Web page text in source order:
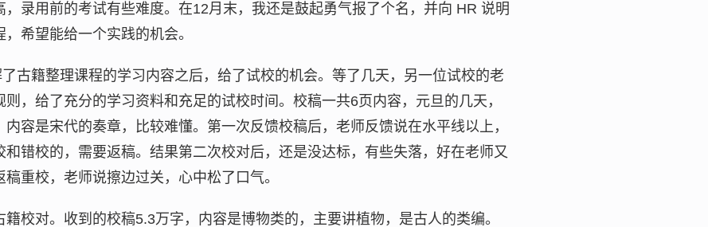
录用前的考试有些难度。在12月末，我还是鼓起勇气报了个名，并向 HR 说明
希望能给一个实践的机会。
古籍整理课程的学习内容之后，给了试校的机会。等了几天，另一位试校的老
，给了充分的学习资料和充足的试校时间。校稿一共6页内容，元旦的几天，
容是宋代的奏章，比较难懂。第一次反馈校稿后，老师反馈说在水平线以上，
错校的，需要返稿。结果第二次校对后，还是没达标，有些失落，好在老师又
重校，老师说擦边过关，心中松了口气。
校对。收到的校稿5.3万字，内容是博物类的，主要讲植物，是古人的类编。